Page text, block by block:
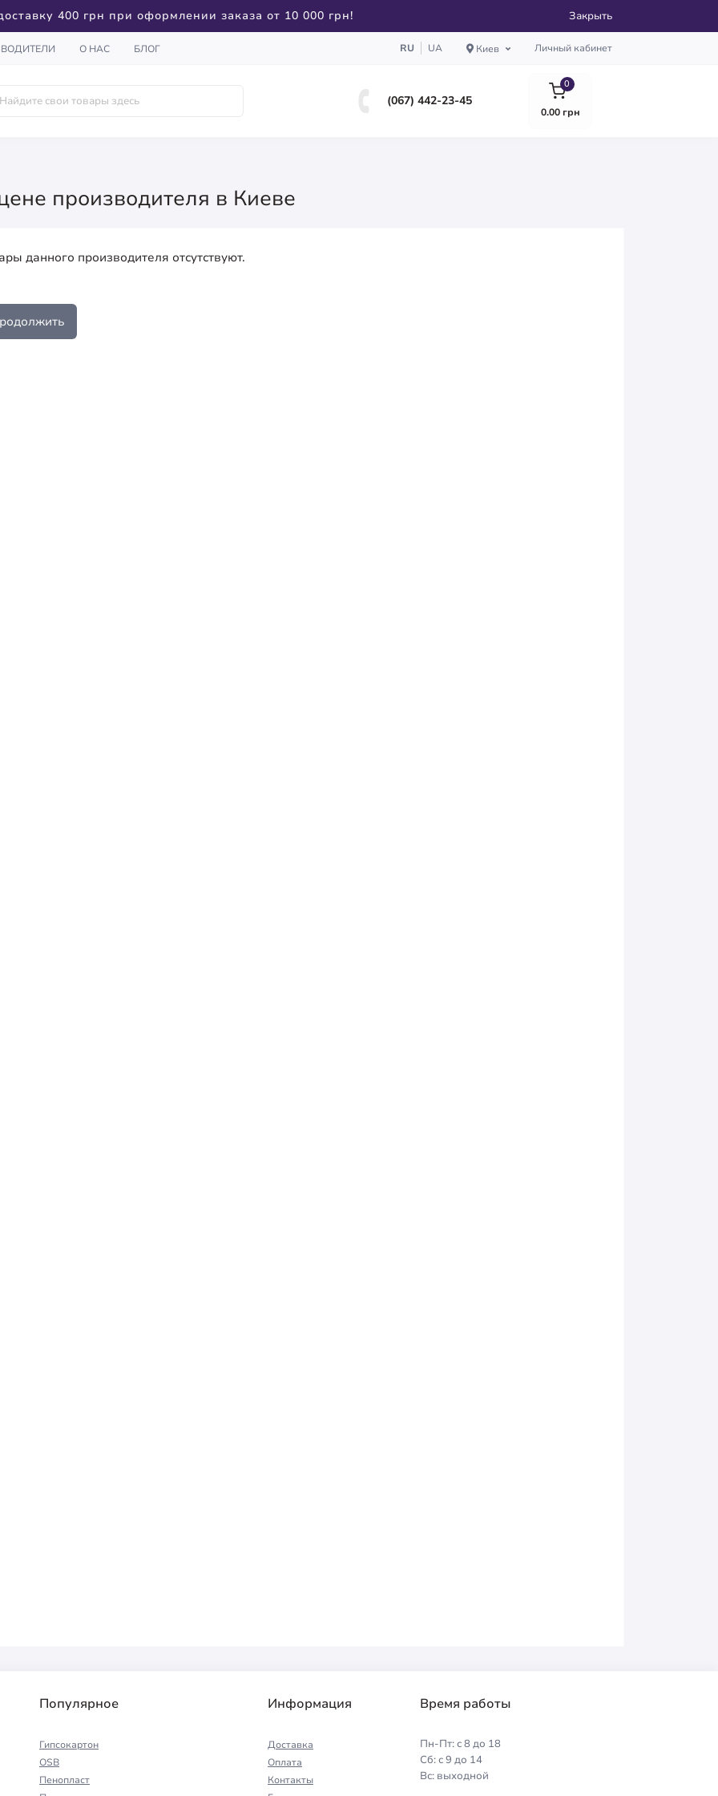
400 грн при оформлении заказа от 10 000 грн! Закрыть
О НАС БЛОГ RU UA Киев Личный кабинет
(067) 442-23-45
0
0.00 грн
производителя в Киеве
данного производителя отсутствуют.
Популярное
Гипсокартон
OSB
Пенопласт
Информация
Доставка
Оплата
Контакты
Время работы
Пн-Пт: с 8 до 18
Сб: с 9 до 14
Вс: выходной